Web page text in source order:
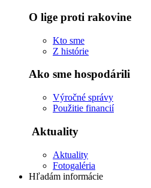
O lige proti rakovine
Kto sme
Z histórie
Ako sme hospodárili
Výročné správy
Použitie financií
Aktuality
Aktuality
Fotogaléria
Hľadám informácie